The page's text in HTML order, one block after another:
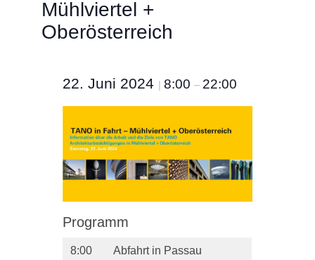
Mühlviertel +
Oberösterreich
22. Juni 2024 | 8:00 – 22:00
Programm
8:00
Abfahrt in Passau